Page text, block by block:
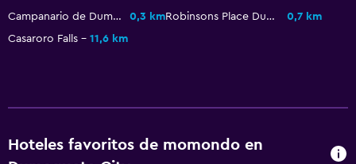
Campanario de Dumaguete 0,3 km Robinsons Place Dumaguete
0,7 km
Casaroro Falls
11,6 km
Hoteles favoritos de momondo en